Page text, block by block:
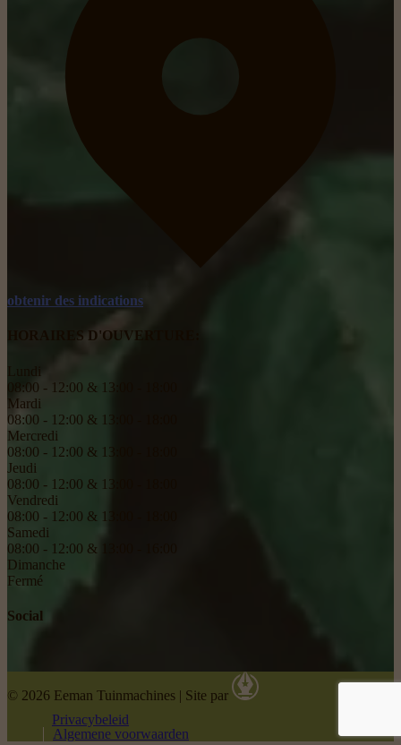
obtenir des indications
HORAIRES D'OUVERTURE:
08:00 - 12:00 & 13:00 - 18:00
Mardi
08:00 - 12:00 & 13:00 - 18:00
Mercredi
08:00 - 12:00 & 13:00 - 18:00
Jeudi
08:00 - 12:00 & 13:00 - 18:00
Vendredi
08:00 - 12:00 & 13:00 - 18:00
Samedi
08:00 - 12:00 & 13:00 - 16:00
Dimanche
Fermé
Social
© 2026 Eeman Tuinmachines | Site par
Privacybeleid
Algemene voorwaarden